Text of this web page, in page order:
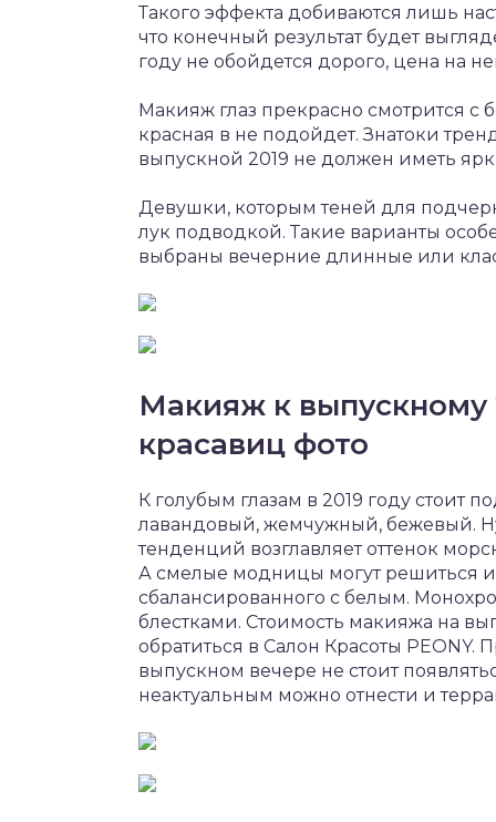
Такого эффекта добиваются лишь
что конечный результат будет
году не обойдется дорого, цена на
Макияж глаз прекрасно смотрится
красная в не подойдет. Знатоки
выпускной 2019 не должен иметь
Девушки, которым теней для
лук подводкой. Такие варианты
выбраны вечерние длинные или
Макияж к выпускному
красавиц фото
К голубым глазам в 2019 году стоит
лавандовый, жемчужный, бежевый.
тенденций возглавляет оттенок
А смелые модницы могут решиться и
сбалансированного с белым.
блестками. Стоимость макияжа на
обратиться в Салон Красоты PEONY.
выпускном вечере не стоит
неактуальным можно отнести и